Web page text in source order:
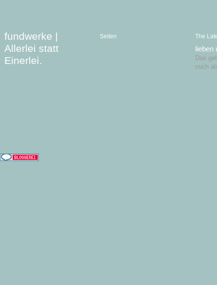
fundwerke |
Allerlei statt
Einerlei.
Seiten The
lieben
Das
mich